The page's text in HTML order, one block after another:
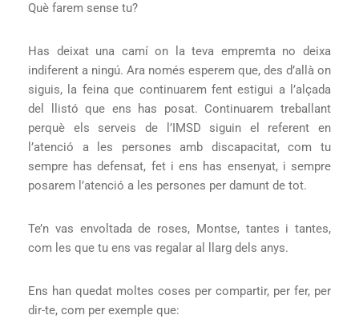
Què farem sense tu?
Has deixat una camí on la teva empremta no deixa
indiferent a ningú. Ara només esperem que, des d’allà on
siguis, la feina que continuarem fent estigui a l’alçada
del llistó que ens has posat. Continuarem treballant
perquè els serveis de l’IMSD siguin el referent en
l’atenció a les persones amb discapacitat, com tu
sempre has defensat, fet i ens has ensenyat, i sempre
posarem l’atenció a les persones per damunt de tot.
Te’n vas envoltada de roses, Montse, tantes i tantes,
com les que tu ens vas regalar al llarg dels anys.
Ens han quedat moltes coses per compartir, per fer, per
dir-te, com per exemple que: